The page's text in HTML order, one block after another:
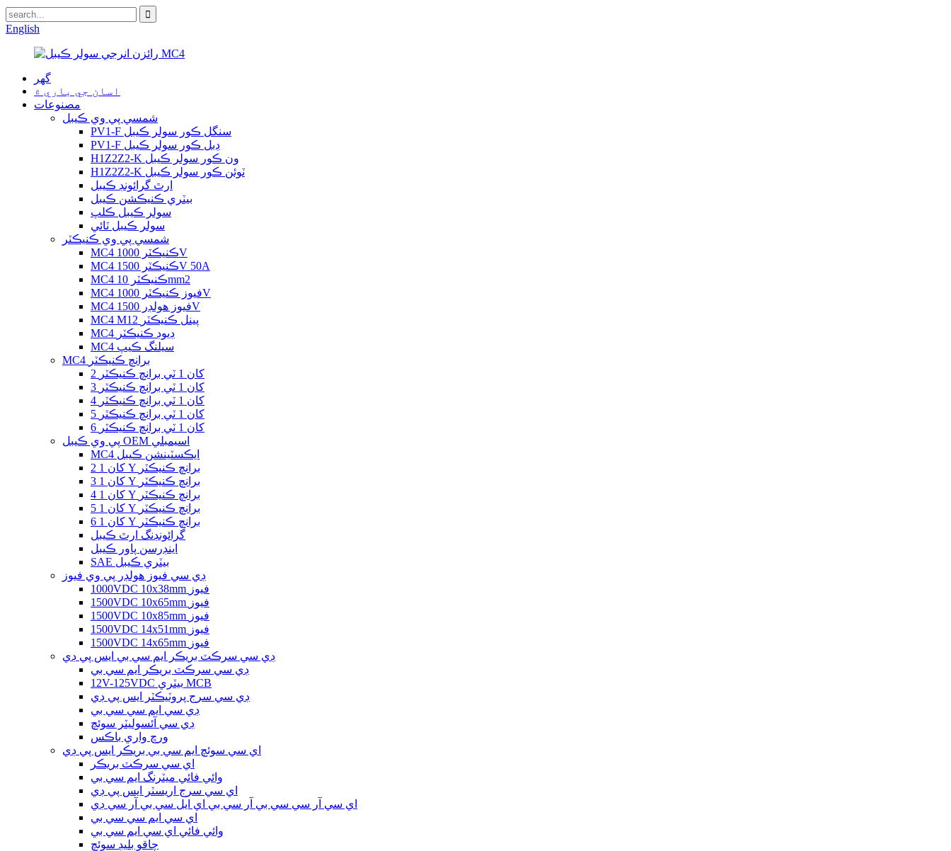
English
گھر
اسان جي باري ۾
مصنوعات
شمسي پي وي ڪيبل
PV1-F سنگل ڪور سولر ڪيبل
PV1-F ڊبل ڪور سولر ڪيبل
H1Z2Z2-K ون ڪور سولر ڪيبل
H1Z2Z2-K ٽوئن ڪور سولر ڪيبل
ارٿ گرائونڊ ڪيبل
بيٽري ڪنيڪشن ڪيبل
سولر ڪيبل ڪلپ
سولر ڪيبل ٽائي
شمسي پي وي ڪنيڪٽر
MC4 ڪنيڪٽر 1000V
MC4 ڪنيڪٽر 1500V 50A
MC4 ڪنيڪٽر 10mm2
MC4 فيوز ڪنيڪٽر 1000V
MC4 فيوز هولڊر 1500V
MC4 M12 پينل ڪنيڪٽر
MC4 ڊيوڊ ڪنيڪٽر
MC4 سيلنگ ڪيپ
MC4 برانچ ڪنيڪٽر
2 کان 1 ٽي برانچ ڪنيڪٽر
3 کان 1 ٽي برانچ ڪنيڪٽر
4 کان 1 ٽي برانچ ڪنيڪٽر
5 کان 1 ٽي برانچ ڪنيڪٽر
6 کان 1 ٽي برانچ ڪنيڪٽر
پي وي ڪيبل OEM اسيمبلي
MC4 ايڪسٽينشن ڪيبل
2 کان 1 Y برانچ ڪنيڪٽر
3 کان 1 Y برانچ ڪنيڪٽر
4 کان 1 Y برانچ ڪنيڪٽر
5 کان 1 Y برانچ ڪنيڪٽر
6 کان 1 Y برانچ ڪنيڪٽر
گرائونڊنگ ارٿ ڪيبل
اينڊرسن پاور ڪيبل
SAE بيٽري ڪيبل
ڊي سي فيوز هولڊر پي وي فيوز
1000VDC 10x38mm فيوز
1500VDC 10x65mm فيوز
1500VDC 10x85mm فيوز
1500VDC 14x51mm فيوز
1500VDC 14x65mm فيوز
ڊي سي سرڪٽ بريڪر ايم سي بي ايس پي ڊي
ڊي سي سرڪٽ بريڪر ايم سي بي
12V-125VDC بيٽري MCB
ڊي سي سرج پروٽيڪٽر ايس پي ڊي
ڊي سي ايم سي سي بي
ڊي سي آئسوليٽر سوئچ
ورڇ واري باڪس
اي سي سوئچ ايم سي بي بريڪر ايس پي ڊي
اي سي سرڪٽ بريڪر
وائي فائي ميٽرنگ ايم سي بي
اي سي سرج اريسٽر ايس پي ڊي
اي سي آر سي سي بي آر سي بي اي ايل سي بي آر سي ڊي
اي سي ايم سي سي بي
وائي فائي اي سي ايم سي بي
چاقو بليڊ سوئچ